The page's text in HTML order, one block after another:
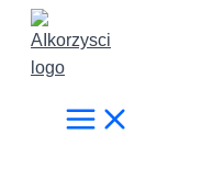
Przejdź
treści